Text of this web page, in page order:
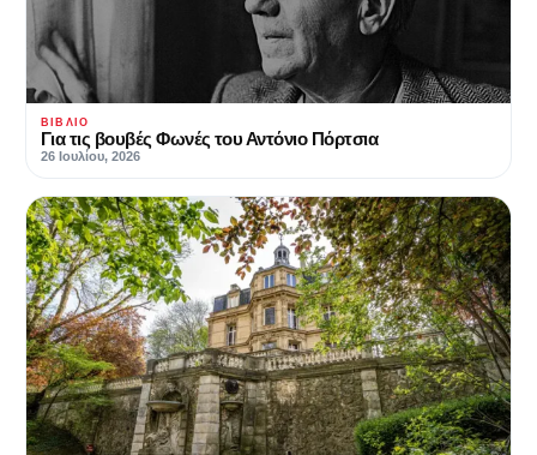
ΒΙΒΛΊΟ
Για τις βουβές Φωνές του Αντόνιο Πόρτσια
26 Ιουλίου, 2026